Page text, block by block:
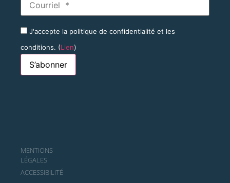
J'accepte la politique de confidentialité et les
conditions. (Lien)
MENTIONS
LÉGALES
ACCESSIBILITÉ